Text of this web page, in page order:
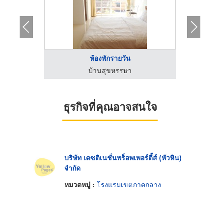
ห้องพักรายวัน
บ้านสุขหรรษา
ธุรกิจที่คุณอาจสนใจ
บริษัท เดซติเนชั่นพร็อพเพอร์ตี้ส์ (หัวหิน)
จำกัด
หมวดหมู่ : โรงแรมเขตภาคกลาง